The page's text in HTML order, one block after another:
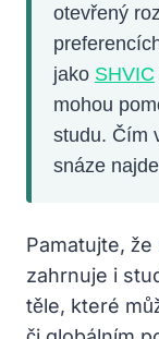
otevřený
jako SHVIC
mohou
studu. Čím
snáze
Pamatujte,
zahrnuje i
těle, které